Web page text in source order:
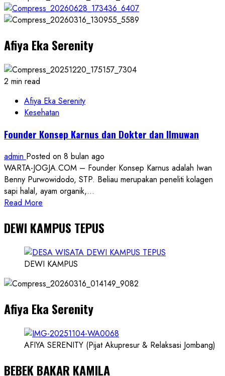
Afiya Eka Serenity
2 min read
Afiya Eka Serenity
Kesehatan
Founder Konsep Karnus dan Dokter dan Ilmuwan
admin Posted on 8 bulan ago
WARTA-JOGJA.COM – Founder Konsep Karnus adalah Iwan
Benny Purwowidodo, STP. Beliau merupakan peneliti kolagen
sapi halal, ayam organik,...
Read More
about
Founder
Konsep
Karnus
Dokter
Ilmuwan
DEWI KAMPUS TEPUS
DEWI KAMPUS
Afiya Eka Serenity
AFIYA SERENITY (Pijat Akupresur & Relaksasi Jombang)
BEBEK BAKAR KAMILA